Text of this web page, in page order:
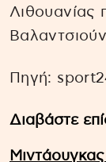
Λιθουανίας
Πηγή:
Διαβάστε